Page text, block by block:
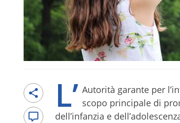
L’ Autorità garante per
scopo principale di
dell’infanzia e